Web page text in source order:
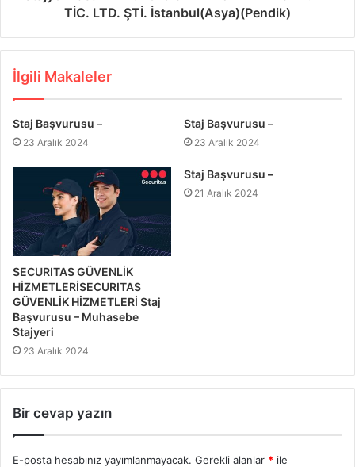
TİC. LTD. ŞTİ. İstanbul(Asya)(Pendik)
İlgili Makaleler
Staj Başvurusu –
23 Aralık 2024
Staj Başvurusu –
23 Aralık 2024
SECURITAS GÜVENLİK
HİZMETLERİSECURITAS
GÜVENLİK HİZMETLERİ Staj
Başvurusu – Muhasebe
Stajyeri
23 Aralık 2024
Staj Başvurusu –
21 Aralık 2024
Bir cevap yazın
E-posta hesabınız yayımlanmayacak. Gerekli alanlar * ile